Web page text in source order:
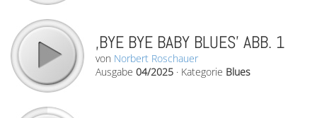
‚BYE BYE BABY BLUES’ ABB. 1
von Norbert Roschauer
Ausgabe 04/2025 · Kategorie Blues